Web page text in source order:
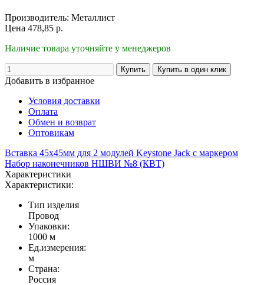
Производитель: Металлист
Цена 478,85 р.
Наличие товара уточняйте у менеджеров
Добавить в избранное
Условия доставки
Оплата
Обмен и возврат
Оптовикам
Вставка 45х45мм для 2 модулей Keystone Jack с маркером
Набор наконечников НШВИ №8 (КВТ)
Характеристики
Характеристики:
Тип изделия
Провод
Упаковки:
1000 м
Ед.измерения:
м
Страна:
Россия